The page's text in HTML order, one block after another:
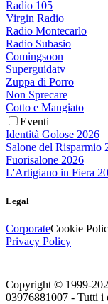
Radio 105
Virgin Radio
Radio Montecarlo
Radio Subasio
Comingsoon
Superguidatv
Zuppa di Porro
Non Sprecare
Cotto e Mangiato
Eventi
Identità Golose 2026
Salone del Risparmio
Fuorisalone 2026
L'Artigiano in Fiera
Legal
CorporateCookie
Privacy Policy
Copyright © 1999-
03976881007 - Tutti i